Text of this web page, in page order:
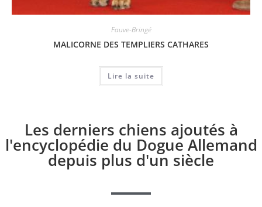
Fauve-Bringé
MALICORNE DES TEMPLIERS CATHARES
Lire la suite
Les derniers chiens ajoutés à
l'encyclopédie du Dogue Allemand
depuis plus d'un siècle